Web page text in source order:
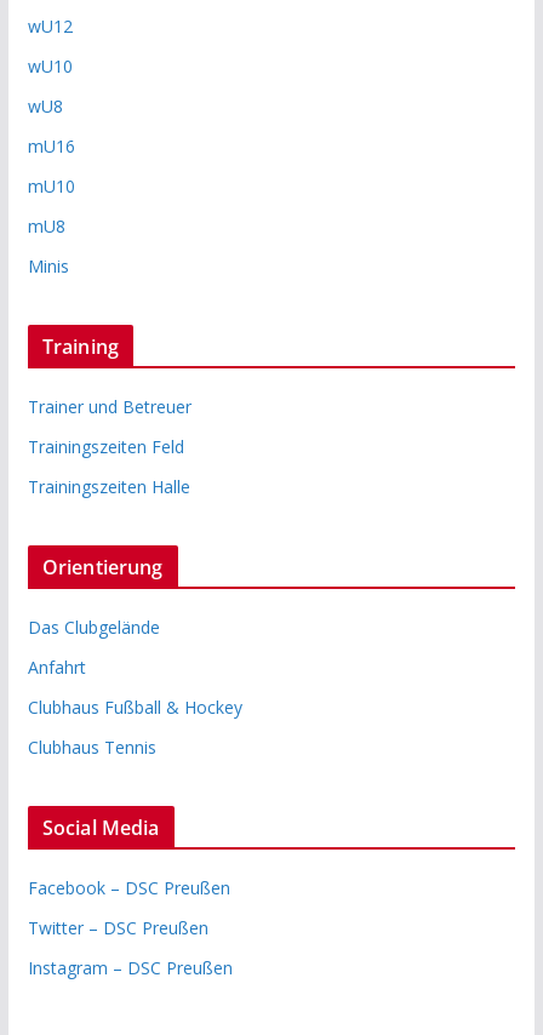
wU12
wU10
wU8
mU16
mU10
mU8
Minis
Training
Trainer und Betreuer
Trainingszeiten Feld
Trainingszeiten Halle
Orientierung
Das Clubgelände
Anfahrt
Clubhaus Fußball & Hockey
Clubhaus Tennis
Social Media
Facebook – DSC Preußen
Twitter – DSC Preußen
Instagram – DSC Preußen